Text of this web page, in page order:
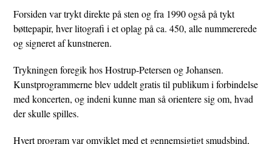
Forsiden var trykt direkte på sten og fra 1990 også på tykt
bøttepapir, hver litografi i et oplag på ca. 450, alle nummererede
og signeret af kunstneren.
Trykningen foregik hos Hostrup-Petersen og Johansen.
Kunstprogrammerne blev uddelt gratis til publikum i forbindelse
med koncerten, og indeni kunne man så orientere sig om, hvad
der skulle spilles.
Hvert program var omviklet med et gennemsigtigt smudsbind,